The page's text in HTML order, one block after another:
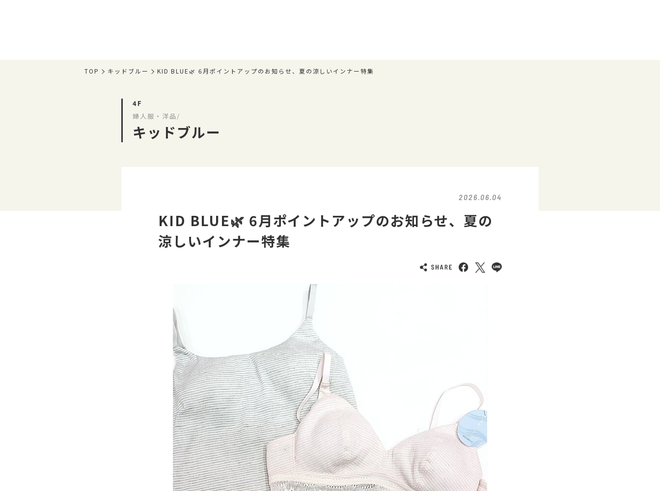
TOP キッドブルー KID BLUE🌿 6月ポイントアップのお知らせ、夏の涼しいインナー特集
4F
婦人服・洋品/
キッドブルー
2026.06.04
KID BLUE🌿 6月ポイントアップのお知らせ、夏の
涼しいインナー特集